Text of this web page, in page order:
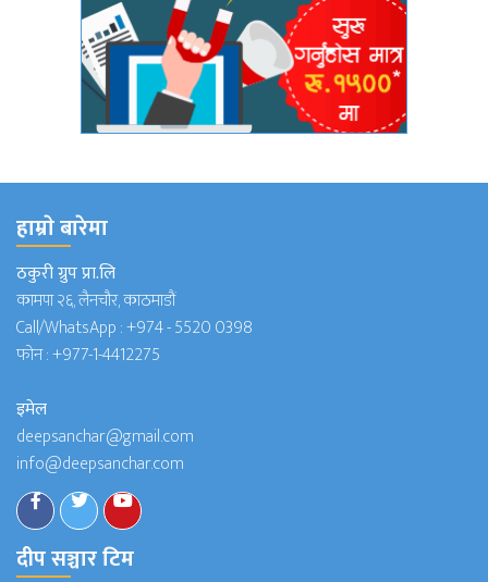
हाम्राे बारेमा
ठकुरी ग्रुप प्रा.लि
कामपा २६, लैनचौर, काठमाडौं
Call/WhatsApp :+974 - 5520 0398
फोन :+977-1-4412275
इमेल
deepsanchar@gmail.com
info@deepsanchar.com
दीप सञ्चार टिम